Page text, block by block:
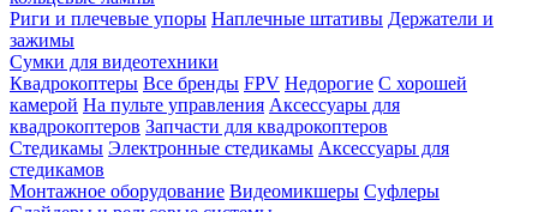
Риги и плечевые упоры Наплечные штативы Держатели и
зажимы
Сумки для видеотехники
Квадрокоптеры Все бренды FPV Недорогие С хорошей
камерой На пульте управления Аксессуары для
квадрокоптеров Запчасти для квадрокоптеров
Стедикамы Электронные стедикамы Аксессуары для
стедикамов
Монтажное оборудование Видеомикшеры Суфлеры